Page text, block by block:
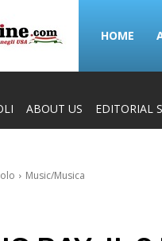
HOME
ABOUT US EDITORIAL
Music/Musica